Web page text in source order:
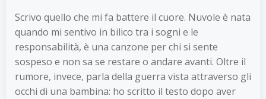
Scrivo quello che mi fa battere il cuore. Nuvole è nata
quando mi sentivo in bilico tra i sogni e le
responsabilità, è una canzone per chi si sente
sospeso e non sa se restare o andare avanti. Oltre il
rumore, invece, parla della guerra vista attraverso gli
occhi di una bambina: ho scritto il testo dopo aver